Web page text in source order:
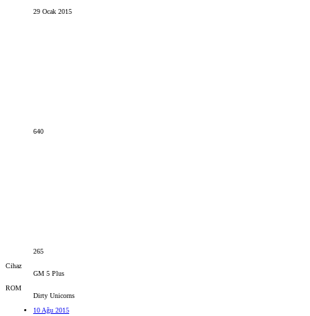
29 Ocak 2015
640
265
Cihaz
GM 5 Plus
ROM
Dirty Unicorns
10 Ağu 2015